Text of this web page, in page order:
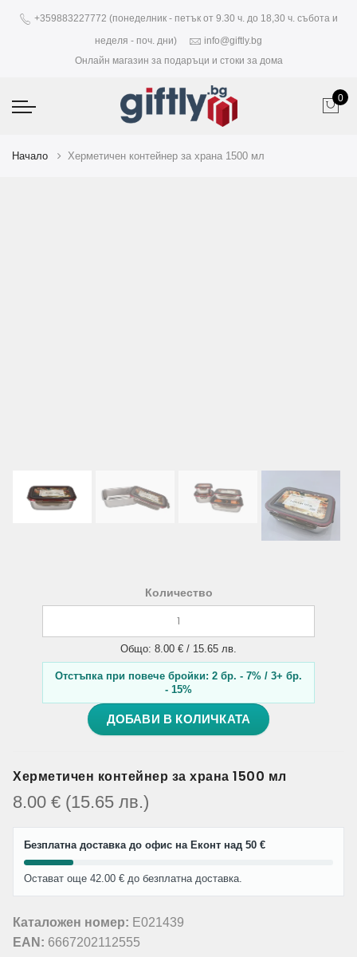
+359883227772 (понеделник - петък от 9.30 ч. до 18,30 ч. събота и
неделя - поч. дни)
info@giftly.bg
Онлайн магазин за подаръци и стоки за дома
0
Начало Херметичен контейнер за храна 1500 мл
Количество
Общо: 8.00 € / 15.65 лв.
Отстъпка при повече бройки: 2 бр. - 7% / 3+ бр.
- 15%
ДОБАВИ В КОЛИЧКАТА
Херметичен контейнер за храна 1500 мл
8.00 € (15.65 лв.)
Безплатна доставка до офис на Еконт над 50 €
Остават още 42.00 € до безплатна доставка.
Каталожен номер: E021439
EAN: 6667202112555